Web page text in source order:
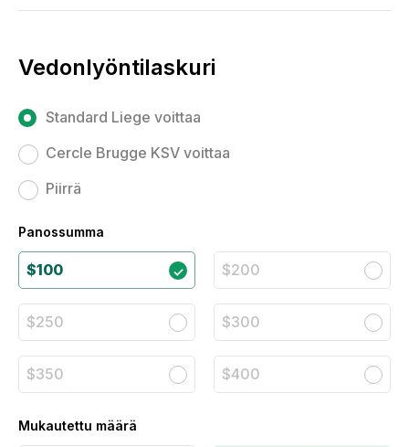
Vedonlyöntilaskuri
Standard Liege voittaa
Cercle Brugge KSV voittaa
Piirrä
Panossumma
$100 $200
$250 $300
$350 $400
Mukautettu määrä